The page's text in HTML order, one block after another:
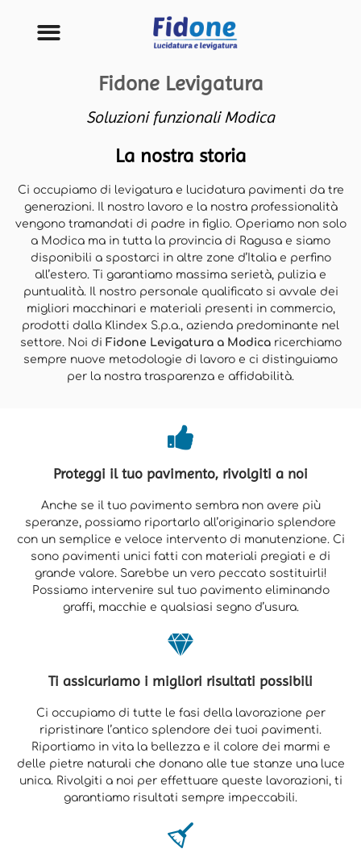
Fidone Levigatura
Soluzioni funzionali Modica
La nostra storia
Ci occupiamo di levigatura e lucidatura pavimenti da tre
generazioni. Il nostro lavoro e la nostra professionalità
vengono tramandati di padre in figlio. Operiamo non solo
a Modica ma in tutta la provincia di Ragusa e siamo
disponibili a spostarci in altre zone d’Italia e perfino
all’estero. Ti garantiamo massima serietà, pulizia e
puntualità. Il nostro personale qualificato si avvale dei
migliori macchinari e materiali presenti in commercio,
prodotti dalla Klindex S.p.a., azienda predominante nel
settore. Noi di Fidone Levigatura a Modicaricerchiamo
sempre nuove metodologie di lavoro e ci distinguiamo
per la nostra trasparenza e affidabilità.
Proteggi il tuo pavimento, rivolgiti a noi
Anche se il tuo pavimento sembra non avere più
speranze, possiamo riportarlo all’originario splendore
con un semplice e veloce intervento di manutenzione. Ci
sono pavimenti unici fatti con materiali pregiati e di
grande valore. Sarebbe un vero peccato sostituirli!
Possiamo intervenire sul tuo pavimento eliminando
graffi, macchie e qualsiasi segno d’usura.
Ti assicuriamo i migliori risultati possibili
Ci occupiamo di tutte le fasi della lavorazione per
ripristinare l’antico splendore dei tuoi pavimenti.
Riportiamo in vita la bellezza e il colore dei marmi e
delle pietre naturali che donano alle tue stanze una luce
unica. Rivolgiti a noi per effettuare queste lavorazioni, ti
garantiamo risultati sempre impeccabili.